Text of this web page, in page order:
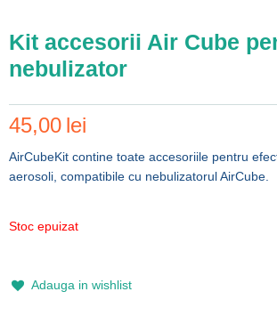
Kit accesorii Air Cube
nebulizator
45,00 lei
AirCubeKit contine toate accesoriile pentru
aerosoli, compatibile cu nebulizatorul AirCube.
Stoc epuizat
Adauga in wishlist